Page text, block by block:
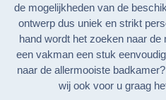
de mogelijkheden van de
ontwerp dus uniek en strikt
hand wordt het zoeken naar
een vakman een stuk
naar de allermooiste
wij ook voor u graag